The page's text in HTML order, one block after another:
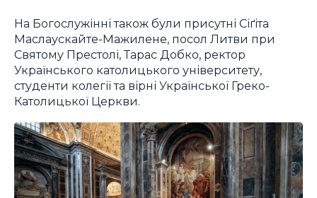
На Богослужінні також були присутні Сіґіта
Маслаускайте-Мажилене, посол Литви при
Святому Престолі, Тарас Добко, ректор
Українського католицького університету,
студенти колегії та вірні Української Греко-
Католицької Церкви.